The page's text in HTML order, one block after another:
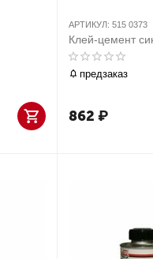
АРТИКУЛ: 515 0373
Клей-цемент
предзаказ
862 ₽